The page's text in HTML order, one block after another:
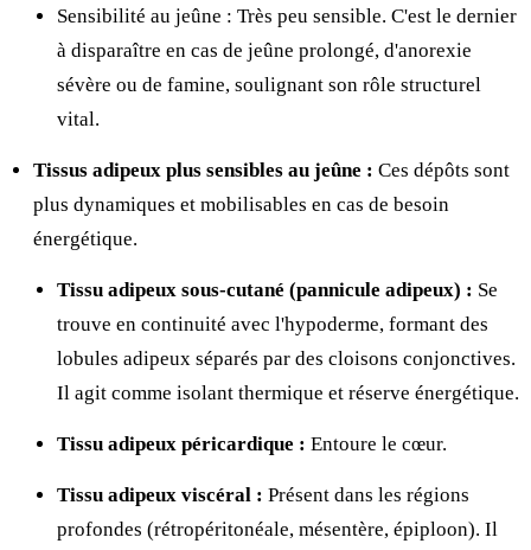
Sensibilité au jeûne : Très peu sensible. C'est le dernier
à disparaître en cas de jeûne prolongé, d'anorexie
sévère ou de famine, soulignant son rôle structurel
vital.
Tissus adipeux plus sensibles au jeûne : Ces dépôts sont
plus dynamiques et mobilisables en cas de besoin
énergétique.
Tissu adipeux sous-cutané (pannicule adipeux) : Se
trouve en continuité avec l'hypoderme, formant des
lobules adipeux séparés par des cloisons conjonctives.
Il agit comme isolant thermique et réserve énergétique.
Tissu adipeux péricardique : Entoure le cœur.
Tissu adipeux viscéral : Présent dans les régions
profondes (rétropéritonéale, mésentère, épiploon). Il